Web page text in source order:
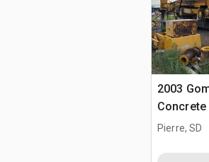
2003
Concrete
Pierre, SD